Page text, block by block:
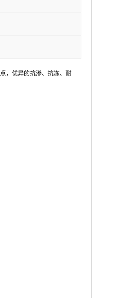
，优异的抗渗、抗冻、耐